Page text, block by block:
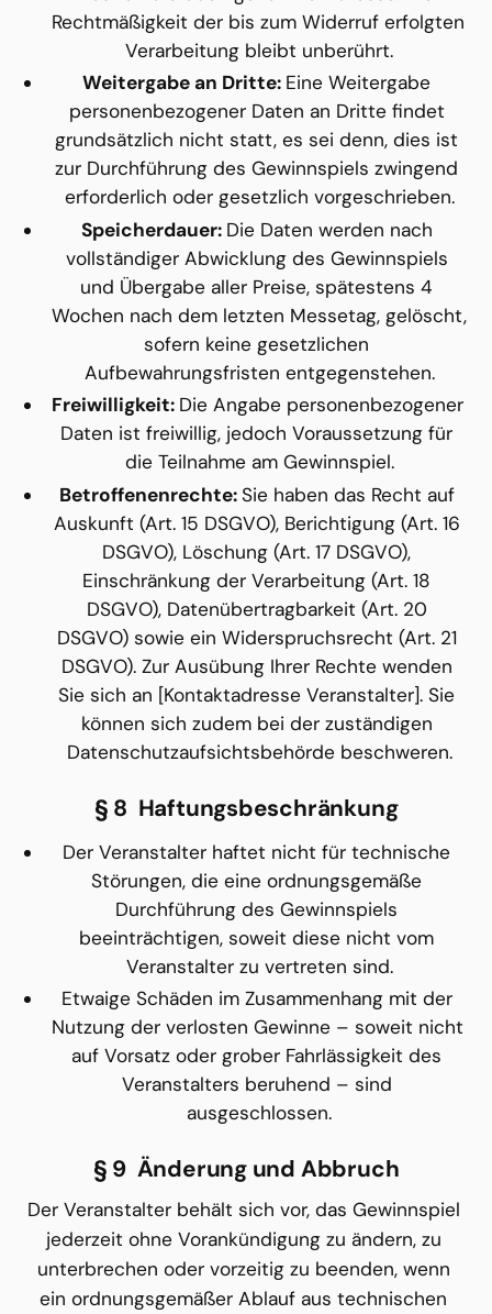
Rechtmäßigkeit der bis zum Widerruf erfolgten
Verarbeitung bleibt unberührt.
Weitergabe an Dritte: Eine Weitergabe
personenbezogener Daten an Dritte findet
grundsätzlich nicht statt, es sei denn, dies ist
zur Durchführung des Gewinnspiels zwingend
erforderlich oder gesetzlich vorgeschrieben.
Speicherdauer: Die Daten werden nach
vollständiger Abwicklung des Gewinnspiels
und Übergabe aller Preise, spätestens 4
Wochen nach dem letzten Messetag, gelöscht,
sofern keine gesetzlichen
Aufbewahrungsfristen entgegenstehen.
Freiwilligkeit: Die Angabe personenbezogener
Daten ist freiwillig, jedoch Voraussetzung für
die Teilnahme am Gewinnspiel.
Betroffenenrechte: Sie haben das Recht auf
Auskunft (Art. 15 DSGVO), Berichtigung (Art. 16
DSGVO), Löschung (Art. 17 DSGVO),
Einschränkung der Verarbeitung (Art. 18
DSGVO), Datenübertragbarkeit (Art. 20
DSGVO) sowie ein Widerspruchsrecht (Art. 21
DSGVO). Zur Ausübung Ihrer Rechte wenden
Sie sich an [Kontaktadresse Veranstalter]. Sie
können sich zudem bei der zuständigen
Datenschutzaufsichtsbehörde beschweren.
§ 8  Haftungsbeschränkung
Der Veranstalter haftet nicht für technische
Störungen, die eine ordnungsgemäße
Durchführung des Gewinnspiels
beeinträchtigen, soweit diese nicht vom
Veranstalter zu vertreten sind.
Etwaige Schäden im Zusammenhang mit der
Nutzung der verlosten Gewinne – soweit nicht
auf Vorsatz oder grober Fahrlässigkeit des
Veranstalters beruhend – sind
ausgeschlossen.
§ 9  Änderung und Abbruch
Der Veranstalter behält sich vor, das Gewinnspiel
jederzeit ohne Vorankündigung zu ändern, zu
unterbrechen oder vorzeitig zu beenden, wenn
ein ordnungsgemäßer Ablauf aus technischen